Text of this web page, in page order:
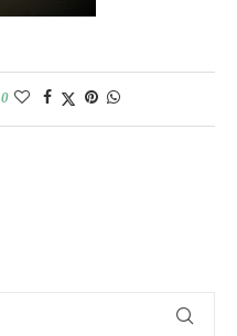
0